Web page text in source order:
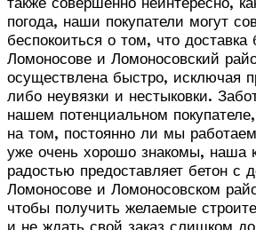
погода, наши покупатели могут
беспокоиться о том, что доставка
Ломоносове и Ломоносовский
осуществлена быстро, исключая
либо неувязки и нестыковки.
нашем потенциальном
на том, постоянно ли мы
уже очень хорошо знакомы, наша
радостью предоставляет бетон с
Ломоносове и Ломоносовском
чтобы получить желаемые
и не ждать свой заказ слишком